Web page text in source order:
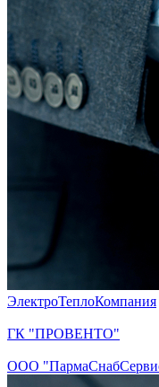
ЭлектроТеплоКомпания
ГК "ПРОВЕНТО"
ООО